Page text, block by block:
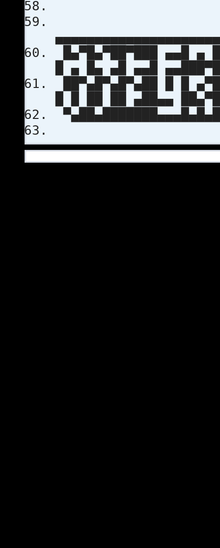
█▄▀█▄▀██▀███ ▄▄█ ▄
█ ▄ █▄ ▄█ ▄▄█
██▀▄█▀▄█▀▄██ █ █
█ █ ██ ██ ▄██▄▄